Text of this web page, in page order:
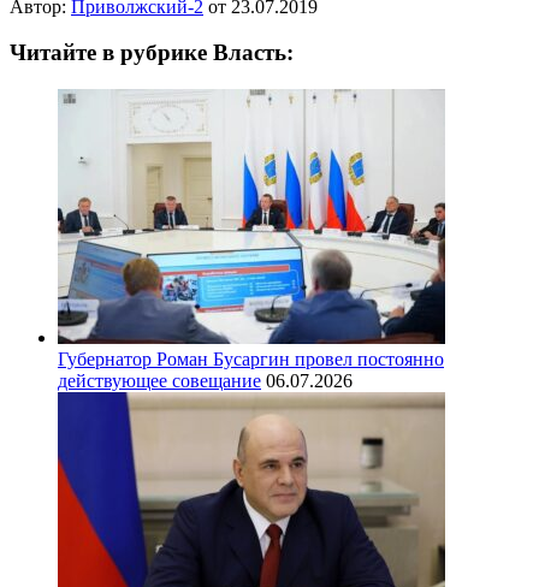
Автор: Приволжский-2 от 23.07.2019
Читайте в рубрике Власть:
Губернатор Роман Бусаргин провел постоянно
действующее совещание 06.07.2026